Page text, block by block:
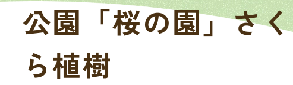
公園「桜の園」さく
ら植樹